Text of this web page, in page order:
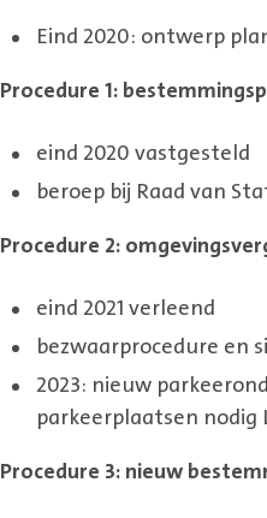
Eind 2020: ontwerp
Procedure 1:
eind 2020 vastgesteld
beroep bij Raad van
Procedure 2:
eind 2021 verleend
bezwaarprocedure en
2023: nieuw
parkeerplaatsen nodig
Procedure 3: nieuw